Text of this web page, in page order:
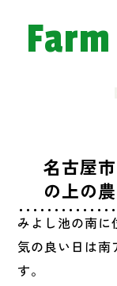
名古屋
の上の
みよし池の南に
気の良い日は南
す。